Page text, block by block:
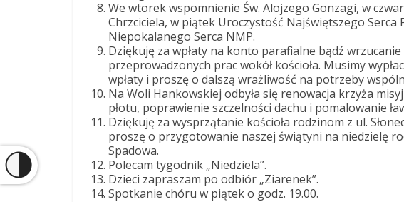
We wtorek wspomnienie Św. Alojzego Gonzagi, w
Chrzciciela, w piątek Uroczystość Najświętszego Serca
Niepokalanego Serca NMP.
Dziękuję za wpłaty na konto parafialne bądź
przeprowadzonych prac wokół kościoła. Musimy
wpłaty i proszę o dalszą wrażliwość na potrzeby
Na Woli Hankowskiej odbyła się renowacja krzyża
płotu, poprawienie szczelności dachu i pomalowanie
Dziękuję za wysprzątanie kościoła rodzinom z ul.
proszę o przygotowanie naszej świątyni na niedzielę
Spadowa.
Polecam tygodnik „Niedziela”.
Dzieci zapraszam po odbiór „Ziarenek”.
Spotkanie chóru w piątek o godz. 19.00.